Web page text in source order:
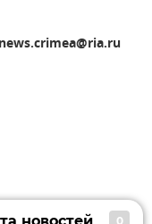
news.crimea@ria.ru
0